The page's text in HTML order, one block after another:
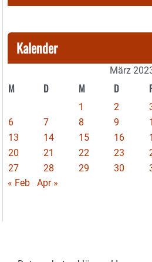
Kalender
März
M D M D F
1 2
6
7 8 9
13
14 15 16
20
21 22 23
27
28 29 30
« Feb
Apr »